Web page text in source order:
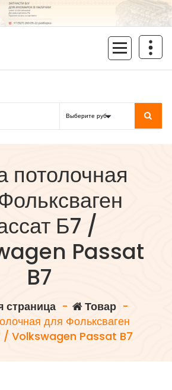
потолочная
Б7 /
Passat
B7
страница- Товар-
для Фольксваген
/ Volkswagen Passat B7